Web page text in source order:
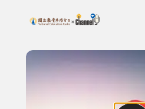
上方功能區塊
搜尋關鍵字：可輸入節目名稱